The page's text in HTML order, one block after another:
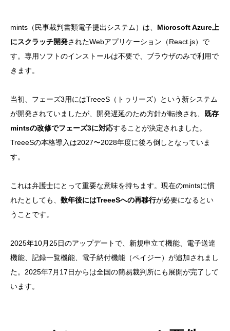
mints（民事裁判書類電子提出システム）は、 Microsoft Azure上
にスクラッチ開発されたWebアプリケーション（React.js）で
す。専用ソフトのインストールは不要で、ブラウザのみで利用で
きます。
当初、フェーズ3用にはTreeeS（トゥリーズ）という新システム
が開発されていましたが、開発遅延のため方針が転換され、
既存
mintsの改修でフェーズ3に対応することが決定されました。
TreeeSの本格導入は2027〜2028年度に後ろ倒しとなっていま
す。
これは弁護士にとって重要な意味を持ちます。現在のmintsに慣
れたとしても、 数年後にはTreeeSへの再移行が必要になるとい
うことです。
2025年10月25日のアップデートで、新規申立て機能、電子送達
機能、記録一覧機能、電子納付機能（ペイジー）が追加されまし
た。2025年7月17日からは全国の簡易裁判所にも展開が完了して
います。